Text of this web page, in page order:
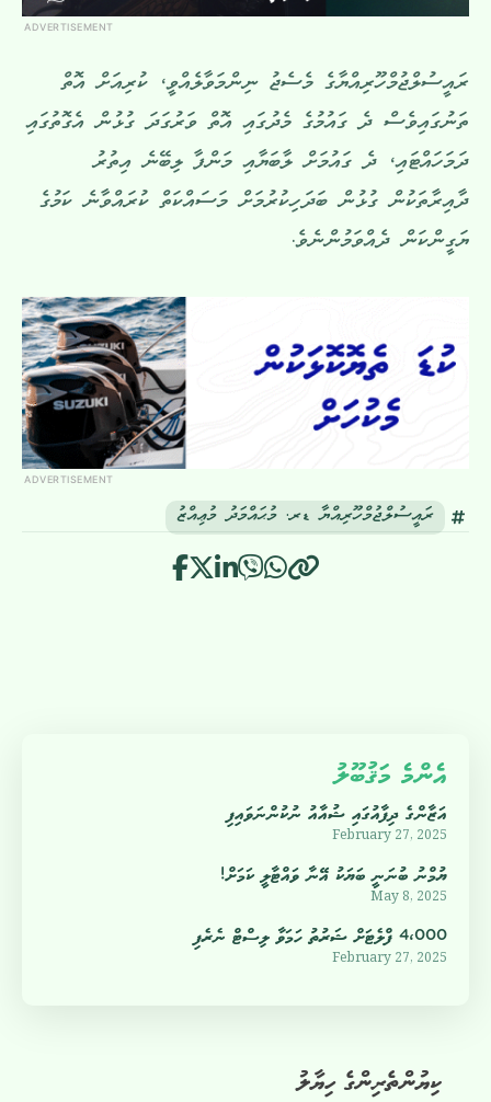
ADVERTISEMENT
ރައީސުލްޖުމްހޫރިއްޔާގެ މެސެޖު ނިންމަވާލެއްވީ، ކުރިއަށް އޮތް
ތަނުގައިވެސް ދެ ގައުމުގެ މެދުގައި އޮތް ވަރުގަދަ ގުޅުން އެގޮތުގައި
ދަމަހައްޓައި، ދެ ގައުމަށް ލާބަޔާއި މަންފާ ލިބޭނެ އިތުރު
ދާއިރާތަކުން ގުޅުން ބަދަހިކުރުމަށް މަސައްކަތް ކުރައްވާނެ ކަމުގެ
ޔަގީންކަން ދެއްވަމުންނެވެ.
ADVERTISEMENT
ރައީސުލްޖުމްހޫރިއްޔާ ޑރ. މުޙައްމަދު މުޢިއްޒު
ކިޔުންތެރިންގެ ހިޔާލު
އެންމެ މަޤުބޫލު
އަޒާންގެ ދިފާއުގައި ޝުއާއު ނުކުންނަވައިފި
February 27, 2025
ޔުމްނު ބުނަނީ ބަޔަކު އޭނާ ވައްޓާލީ ކަމަށް!
May 8, 2025
4،000 ފްލެޓަށް ޝަރުތު ހަމަވާ ލިސްޓް ނެރެފި
February 27, 2025